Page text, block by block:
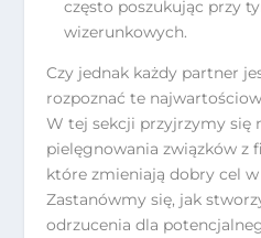
często poszukując przy
wizerunkowych.
Czy jednak każdy partner
rozpoznać te
W tej sekcji przyjrzymy się
pielęgnowania związków
które zmieniają dobry cel
Zastanówmy się, jak
odrzucenia dla